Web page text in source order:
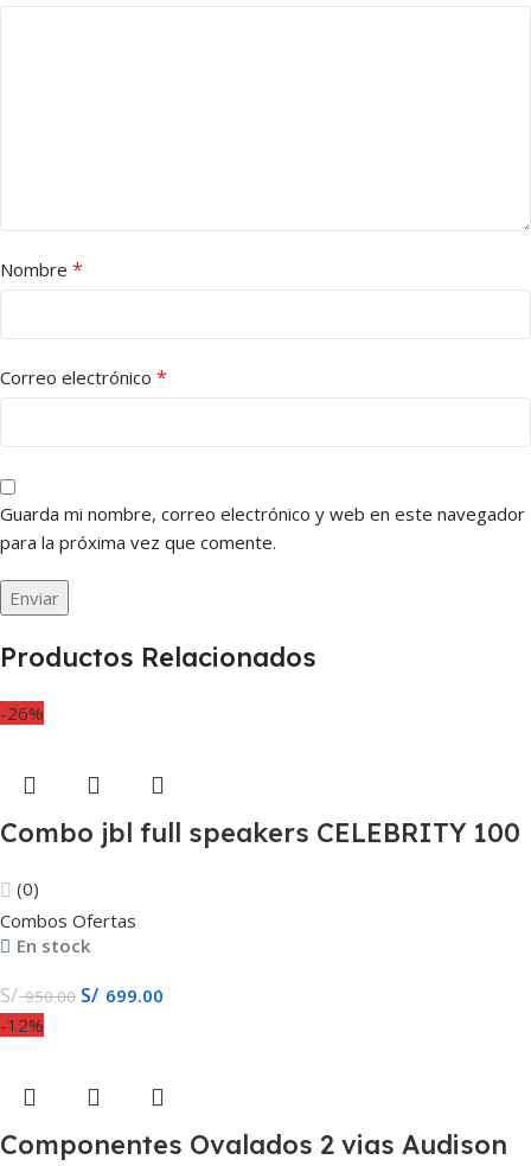
Nombre *
Correo electrónico *
Guarda mi nombre, correo electrónico y web en este navegador
para la próxima vez que comente.
Productos Relacionados
-26%
Combo jbl full speakers CELEBRITY 100
(0)
Combos Ofertas
En stock
S/950.00 S/ 699.00
-12%
Componentes Ovalados 2 vias Audison